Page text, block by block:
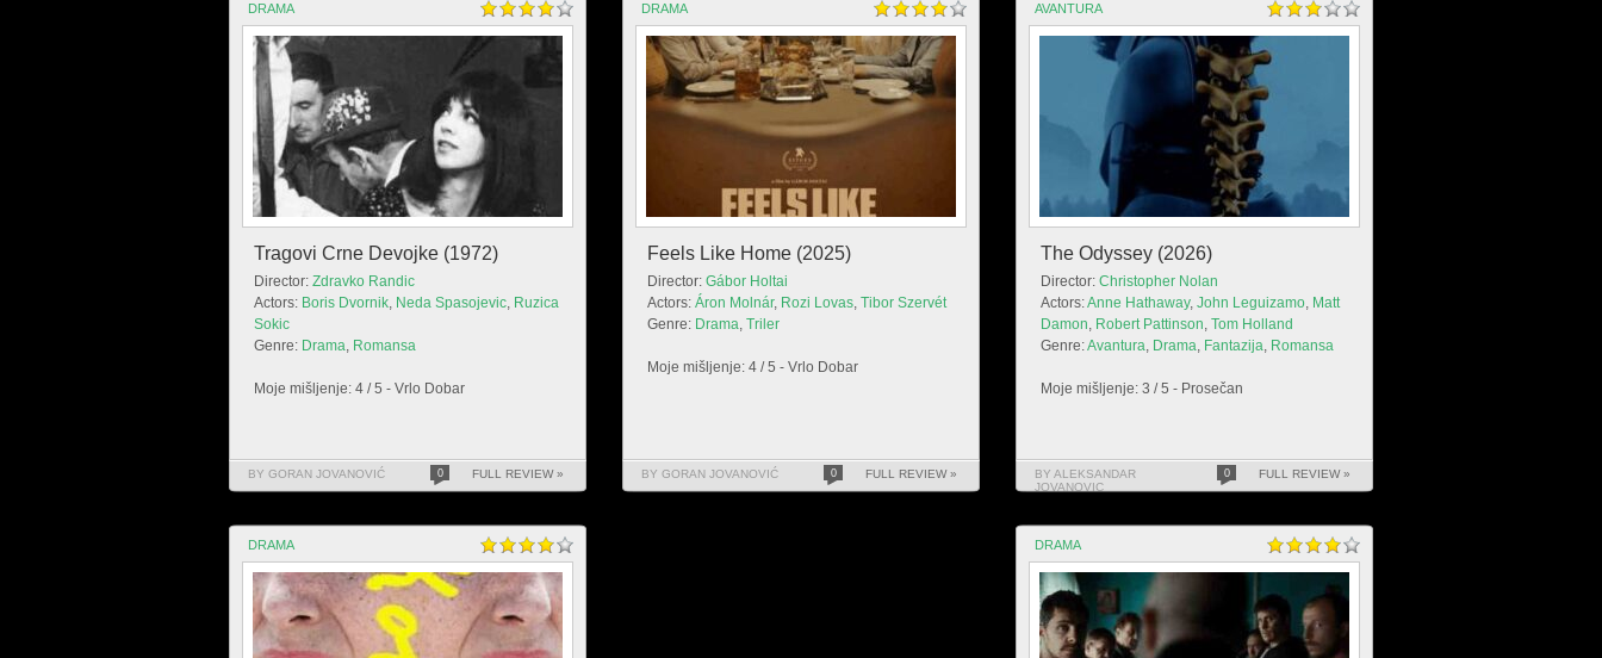
DRAMA
Tragovi Crne Devojke (1972)
Director: Zdravko Randic
Actors: Boris Dvornik, Neda Spasojevic, Ruzica
Sokic
Genre: Drama, Romansa
Moje mišljenje: 4 / 5 - Vrlo Dobar
BY GORAN JOVANOVIĆ 0 FULL REVIEW »
DRAMA
Feels Like Home (2025)
Director: Gábor Holtai
Actors: Áron Molnár, Rozi Lovas, Tibor Szervét
Genre: Drama, Triler
Moje mišljenje: 4 / 5 - Vrlo Dobar
BY GORAN JOVANOVIĆ 0 FULL REVIEW »
AVANTURA
The Odyssey (2026)
Director: Christopher Nolan
Actors:Anne Hathaway, John Leguizamo, Matt
Damon, Robert Pattinson, Tom Holland
Genre:Avantura, Drama, Fantazija, Romansa
Moje mišljenje: 3 / 5 - Prosečan
BY ALEKSANDAR
JOVANOVIC
0 FULL REVIEW »
DRAMA DRAMA